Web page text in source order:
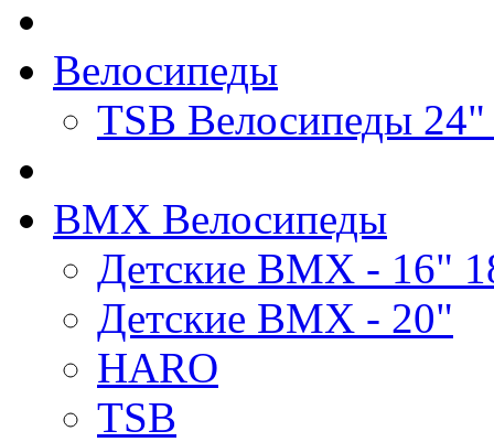
Велосипеды
TSB Велосипеды
BMX Велосипеды
Детские BMX - 16"
Детские BMX - 20"
HARO
TSB